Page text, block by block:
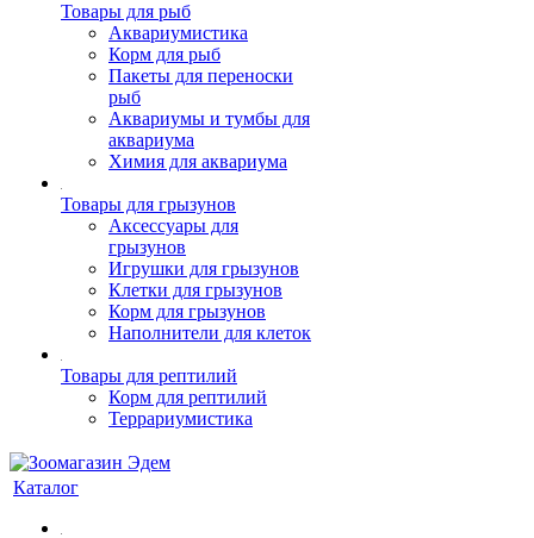
Товары для рыб
Аквариумистика
Корм для рыб
Пакеты для переноски
рыб
Аквариумы и тумбы для
аквариума
Химия для аквариума
Товары для грызунов
Аксессуары для
грызунов
Игрушки для грызунов
Клетки для грызунов
Корм для грызунов
Наполнители для клеток
Товары для рептилий
Корм для рептилий
Террариумистика
Каталог